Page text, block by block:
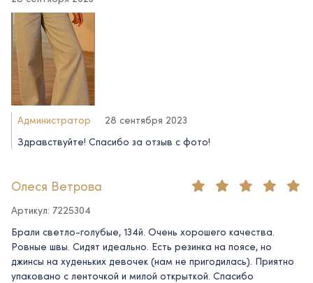
Администратор
28 сентября 2023
Здравствуйте! Спасибо за отзыв с фото!
Олеся Ветрова
Артикул: 7225304
Брали светло-голубые, 134й. Очень хорошего качества.
Ровные швы. Сидят идеально. Есть резинка на поясе, но
джинсы на худеньких девочек (нам не пригодилась). Приятно
упаковано с ленточкой и милой открыткой. Спасибо